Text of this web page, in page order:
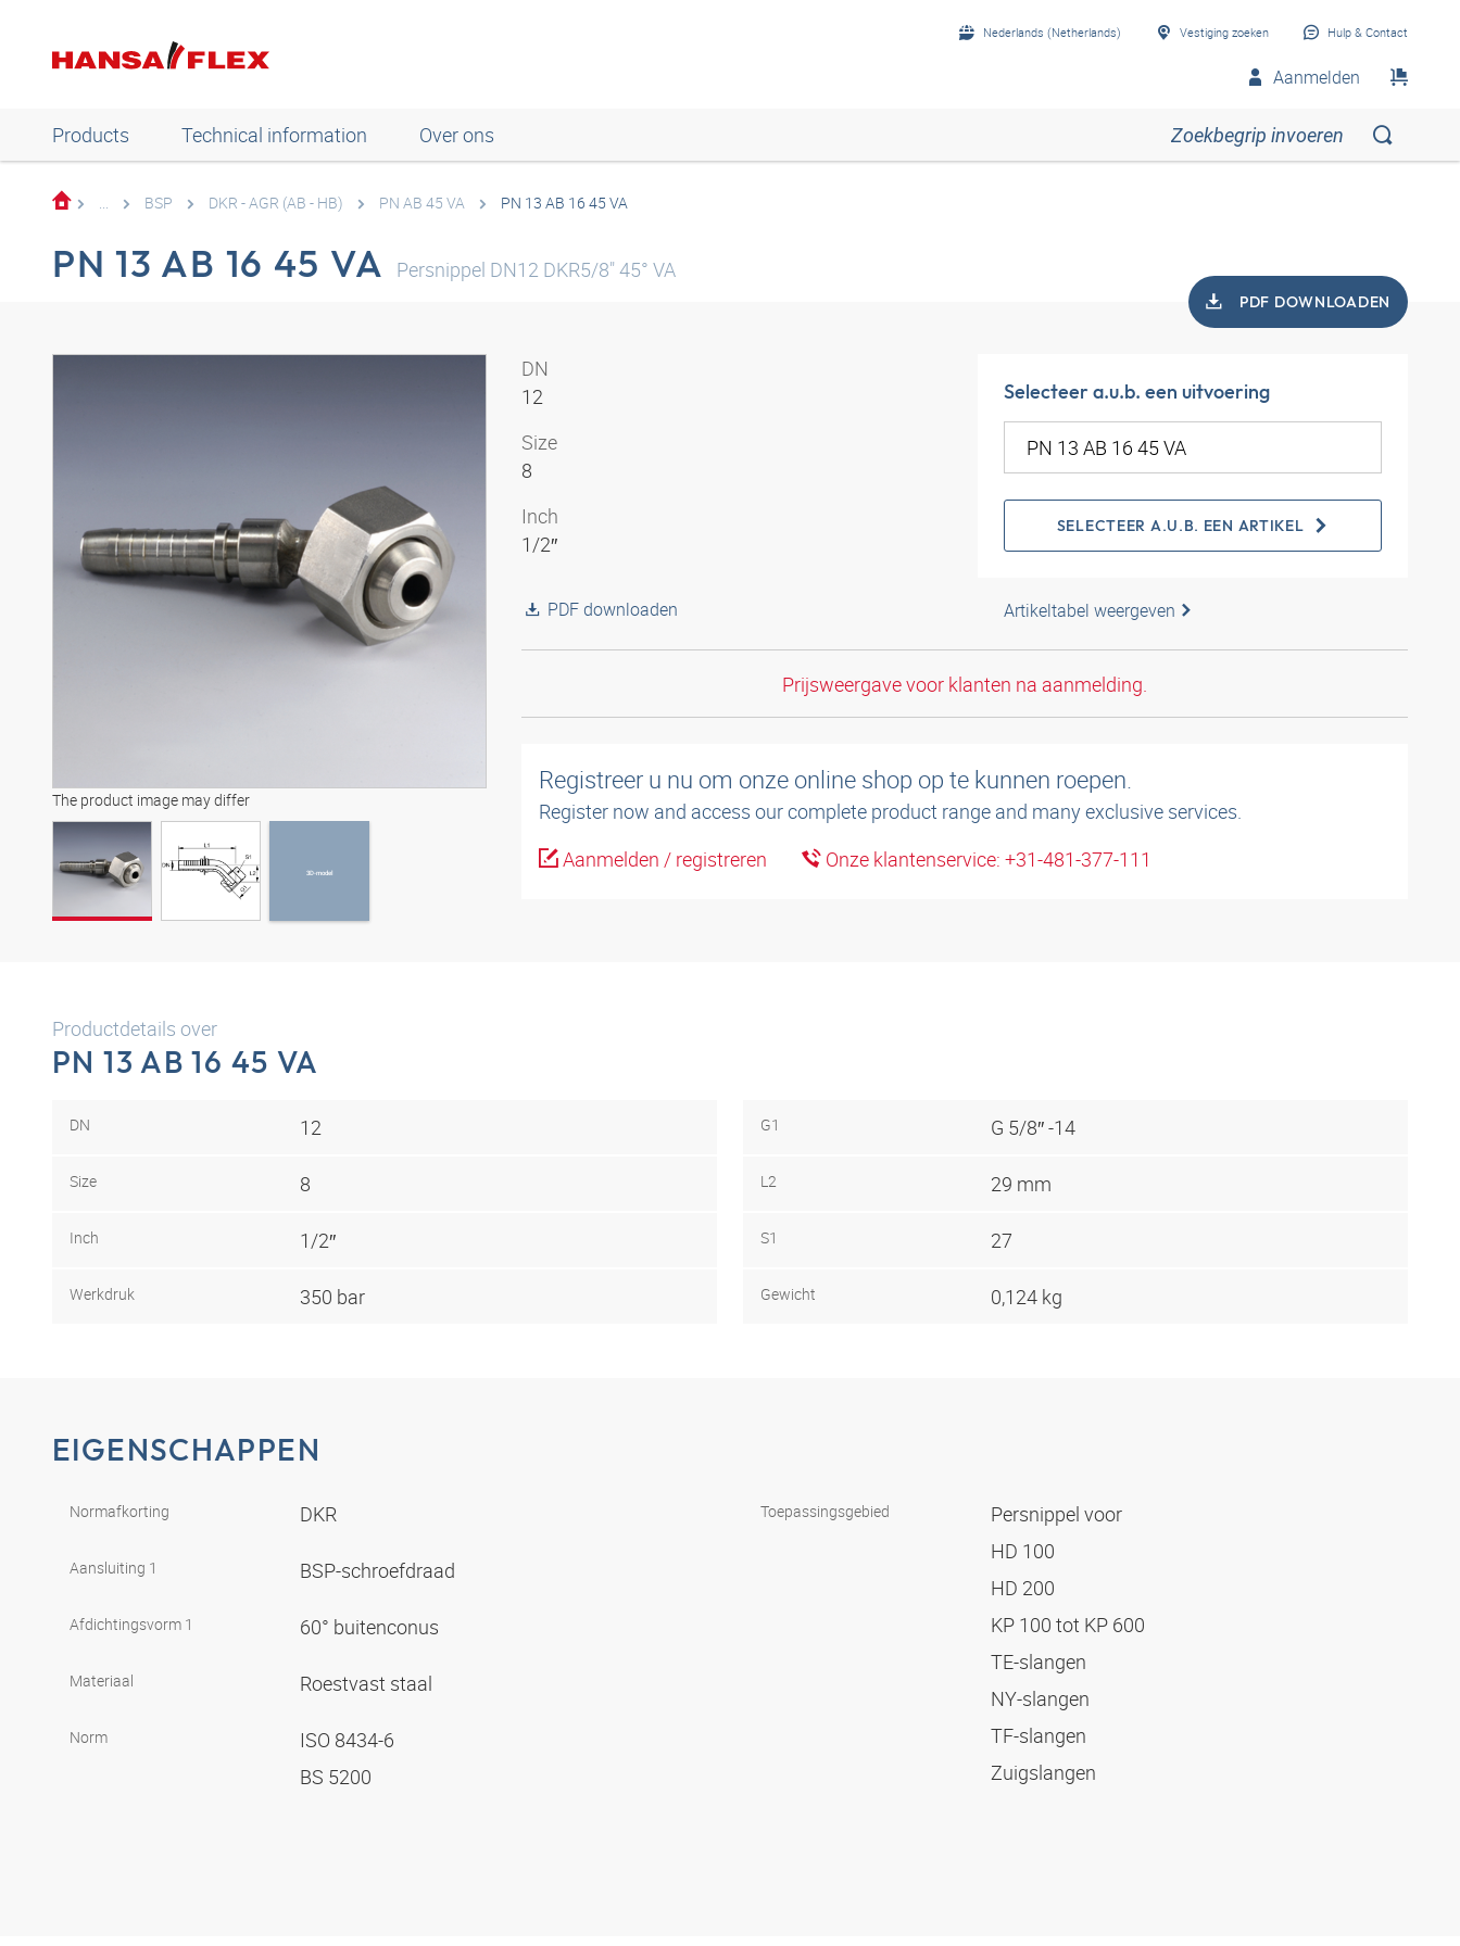
Nederlands (Netherlands) Vestiging zoeken Hulp & Contact
Aanmelden
Products Technical information Over ons
... BSP DKR - AGR (AB - HB) PN AB 45 VA PN 13 AB 16 45 VA
PN 13 AB 16 45 VA Persnippel DN12 DKR5/8" 45° VA
PDF DOWNLOADEN
The product image may differ
3D-model
3D-model
DN
12
Size
8
Inch
1/2″
PDF downloaden
Selecteer a.u.b. een uitvoering
SELECTEER A.U.B. EEN ARTIKEL
Artikeltabel weergeven
Prijsweergave voor klanten na aanmelding.
Registreer u nu om onze online shop op te kunnen roepen.
Register now and access our complete product range and many exclusive services.
Aanmelden / registreren
Onze klantenservice: +31-481-377-111
Productdetails over
PN 13 AB 16 45 VA
DN 12
Size 8
Inch 1/2″
Werkdruk 350 bar
G1 G 5/8″ -14
L2 29 mm
S1 27
Gewicht 0,124 kg
EIGENSCHAPPEN
Normafkorting DKR
Aansluiting 1 BSP-schroefdraad
Afdichtingsvorm 1 60° buitenconus
Materiaal Roestvast staal
Norm
ISO 8434-6
BS 5200
Toepassingsgebied
Persnippel voor
HD 100
HD 200
KP 100 tot KP 600
TE-slangen
NY-slangen
TF-slangen
Zuigslangen